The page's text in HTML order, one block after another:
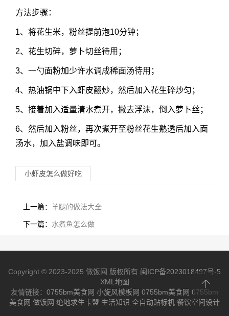
方法步骤：
1、将花生米，粉丝提前泡10分钟；
2、花生切碎，萝卜切丝待用；
3、一勺面粉加少许水调成稀面汤待用；
4、热油锅中下入虾皮翻炒，然后加入花生碎炒匀；
5、接着加入适量清水煮开，撇去浮沫，倒入萝卜丝；
6、然后加入粉丝，再次煮开至粉丝花生熟透后加入面
汤水，加入盐调味即可。
小虾皮怎么做好吃
上一篇： 羊腿的做法大全
下一篇： 水煮鱼怎么做
Copyright © 2023-2025 做饭网 版权所有 闽ICP备2023018497号-5
XML地图
友情链接： 0755bm美食网 小旋风模板网 0755bm美食网 0755bm
美食网 做饭网 绝地求生卡盟 生活知识 全自动贴标机 餐饮空间设计